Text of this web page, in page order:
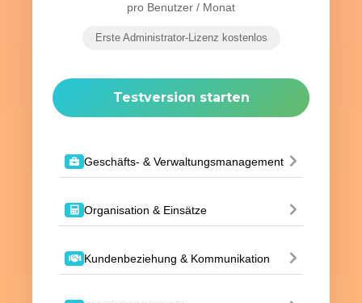
pro Benutzer / Monat
Erste Administrator-Lizenz kostenlos
Testversion starten
Geschäfts- & Verwaltungsmanagement
Organisation & Einsätze
Kundenbeziehung & Kommunikation